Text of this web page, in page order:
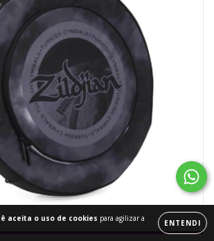
aceita o uso de cookies para agilizar a
ENTENDI